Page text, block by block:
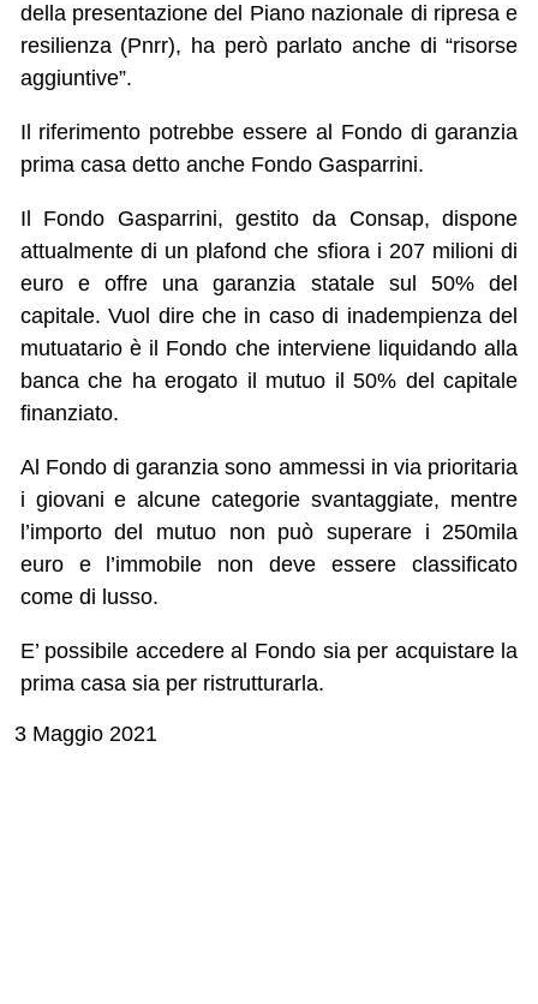
della presentazione del Piano nazionale di ripresa e
resilienza (Pnrr), ha però parlato anche di “risorse
aggiuntive”.
Il riferimento potrebbe essere al Fondo di garanzia
prima casa detto anche Fondo Gasparrini.
Il Fondo Gasparrini, gestito da Consap, dispone
attualmente di un plafond che sfiora i 207 milioni di
euro e offre una garanzia statale sul 50% del
capitale. Vuol dire che in caso di inadempienza del
mutuatario è il Fondo che interviene liquidando alla
banca che ha erogato il mutuo il 50% del capitale
finanziato.
Al Fondo di garanzia sono ammessi in via prioritaria
i giovani e alcune categorie svantaggiate, mentre
l’importo del mutuo non può superare i 250mila
euro e l’immobile non deve essere classificato
come di lusso.
E’ possibile accedere al Fondo sia per acquistare la
prima casa sia per ristrutturarla.
3 Maggio 2021